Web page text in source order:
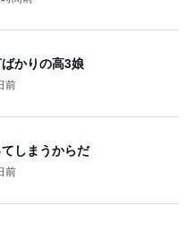
かりの高3娘
前
しまうからだ
前